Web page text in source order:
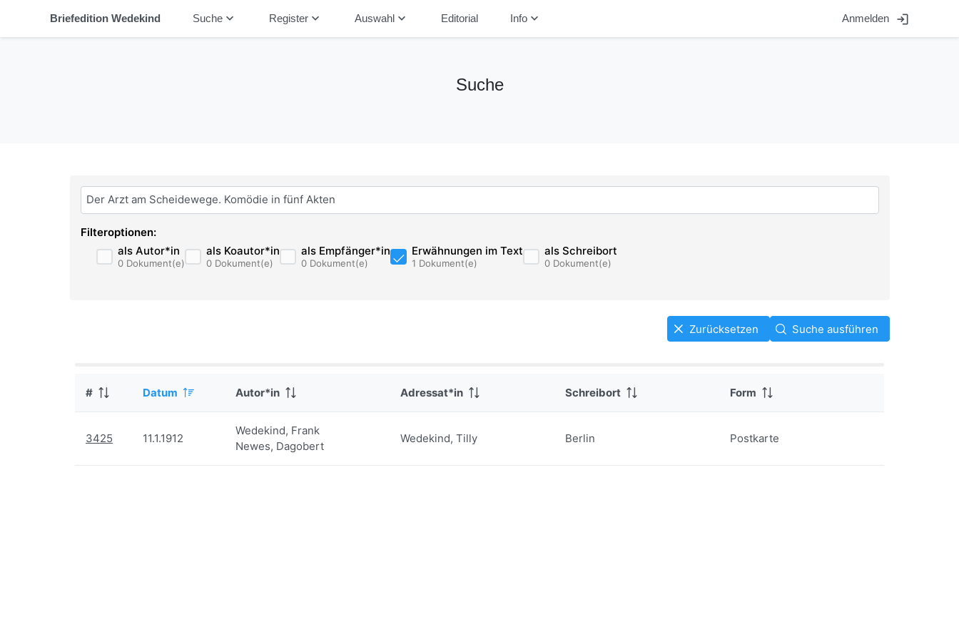
Briefedition Wedekind Suchekeyboard_arrow_down Registerkeyboard_arrow_down Auswahlkeyboard_arrow_down Editorial Infokeyboard_arrow_down Anmelden login
Suche
Bitte geben Sie hier ihren Suchbegriff ein:
Filteroptionen:
als Autor*in
0 Dokument(e)
als Koautor*in
0 Dokument(e)
als Empfänger*in
0 Dokument(e)
Erwähnungen im Text
1 Dokument(e)
als Schreibort
0 Dokument(e)
Zurücksetzen Suche ausführen
# Datum Autor*in Adressat*in Schreibort Form
3425 11.1.1912
Wedekind, Frank
Newes, Dagobert
Wedekind, Tilly Berlin Postkarte